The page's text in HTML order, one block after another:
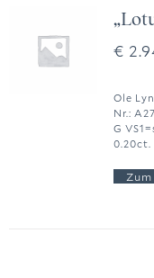
€
Ole
Nr.:
G
0.20ct.